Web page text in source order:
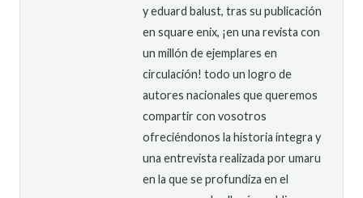
y eduard balust, tras su publicación
en square enix, ¡en una revista con
un millón de ejemplares en
circulación! todo un logro de
autores nacionales que queremos
compartir con vosotros
ofreciéndonos la historia íntegra y
una entrevista realizada por umaru
en la que se profundiza en el